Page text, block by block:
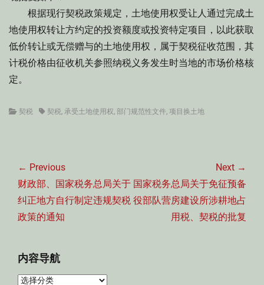
根据现行契税政策规定，土地使用权受让人通过完成土
地使用权转让方约定的投资额度或投资特定项目，以此获取
低价转让或无偿赠与的土地使用权，属于契税征收范围，其
计税价格由征收机关参照纳税义务发生时当地的市场价格核
定。
Categories
契税 Tags契税, 承受土地使用权, 部门规范性文件, 项目换土地
章
导
航
← Previous
Previous
post:
财政部、国家税务总局关于
纠正地方自行制定违规契税
政策的通知
Next →
Next
post:
国家税务总局关于免征预备
役部队营房建设所涉耕地占
用税、契税的批复
内容导航
内